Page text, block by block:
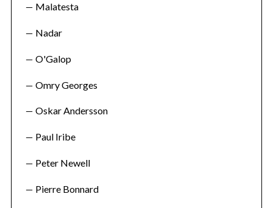
Malatesta
Nadar
O'Galop
Omry Georges
Oskar Andersson
Paul Iribe
Peter Newell
Pierre Bonnard